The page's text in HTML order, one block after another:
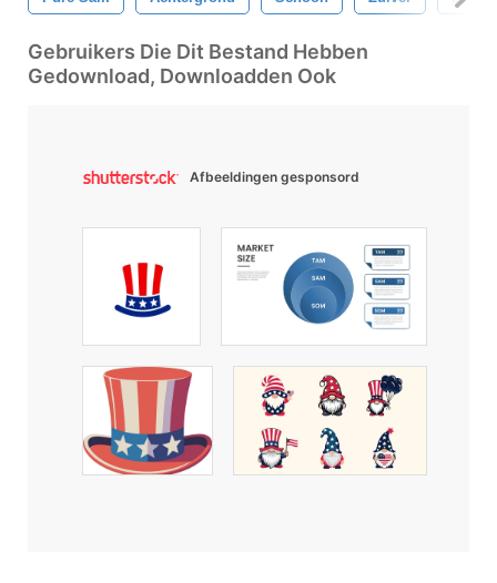
Gebruikers Die Dit Bestand Hebben
Gedownload, Downloadden Ook
Afbeeldingen gesponsord